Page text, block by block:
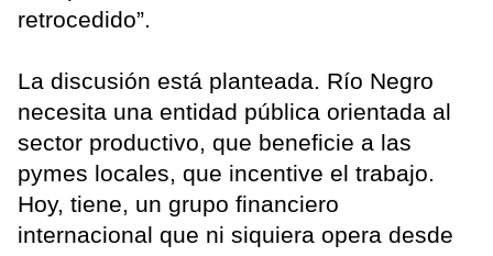
retrocedido”.
La discusión está planteada. Río Negro
necesita una entidad pública orientada al
sector productivo, que beneficie a las
pymes locales, que incentive el trabajo.
Hoy, tiene, un grupo financiero
internacional que ni siquiera opera desde